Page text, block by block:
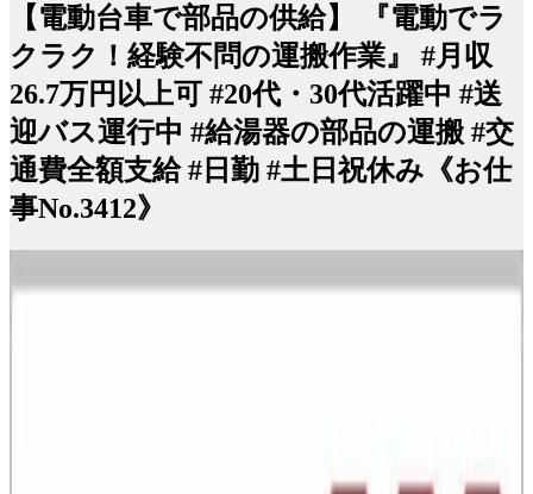
【電動台車で部品の供給】 『電動でラ
クラク！経験不問の運搬作業』 #月収
26.7万円以上可 #20代・30代活躍中 #送
迎バス運行中 #給湯器の部品の運搬 #交
通費全額支給 #日勤 #土日祝休み《お仕
事No.3412》